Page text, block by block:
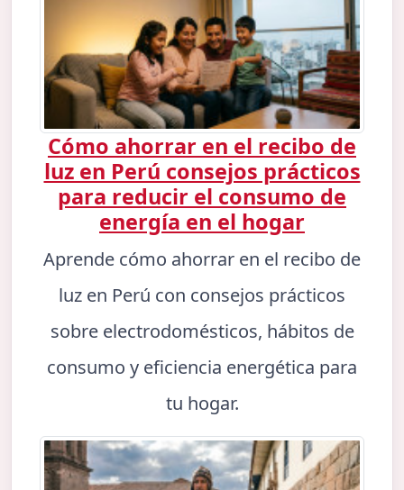
Cómo ahorrar en el recibo de
luz en Perú consejos prácticos
para reducir el consumo de
energía en el hogar
Aprende cómo ahorrar en el recibo de
luz en Perú con consejos prácticos
sobre electrodomésticos, hábitos de
consumo y eficiencia energética para
tu hogar.